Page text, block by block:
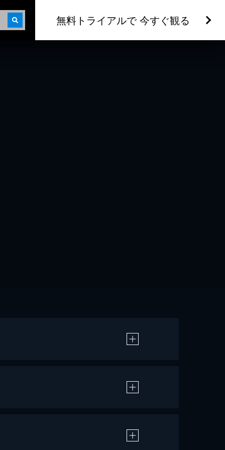
無料トライアルで 今すぐ観る